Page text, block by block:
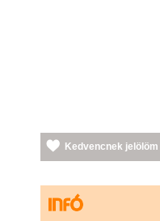
Kedvencnek jelölöm